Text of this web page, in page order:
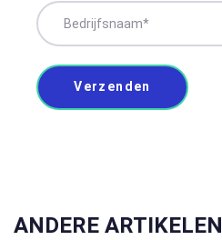
ANDERE ARTIKELEN